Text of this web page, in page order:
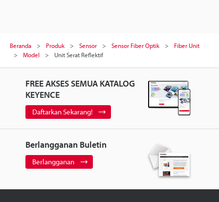
Beranda Produk Sensor Sensor Fiber Optik
Fiber Unit
Model
Unit Serat Reflektif
FREE AKSES SEMUA KATALOG
KEYENCE
Daftarkan Sekarang!
Berlangganan Buletin
Berlangganan